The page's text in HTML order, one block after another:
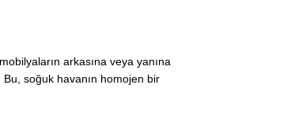
arkasına veya yanına
Bu, soğuk havanın homojen bir